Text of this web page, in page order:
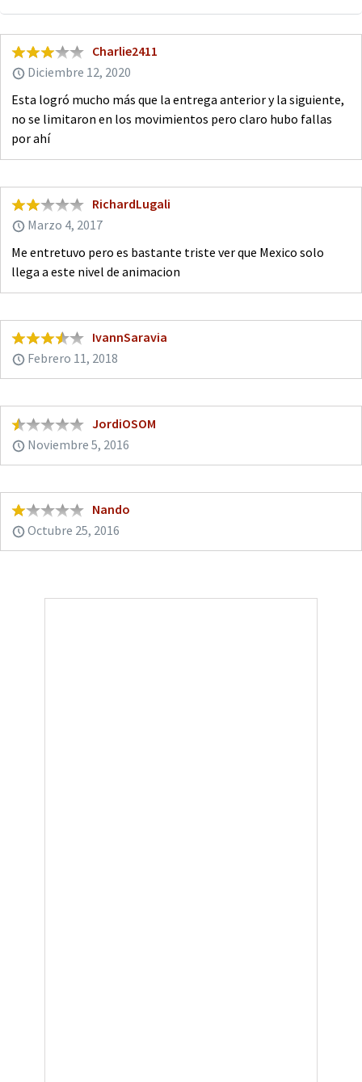
Charlie2411
Diciembre 12, 2020
Esta logró mucho más que la entrega anterior y la siguiente,
no se limitaron en los movimientos pero claro hubo fallas
por ahí
RichardLugali
Marzo 4, 2017
Me entretuvo pero es bastante triste ver que Mexico solo
llega a este nivel de animacion
IvannSaravia
Febrero 11, 2018
JordiOSOM
Noviembre 5, 2016
Nando
Octubre 25, 2016